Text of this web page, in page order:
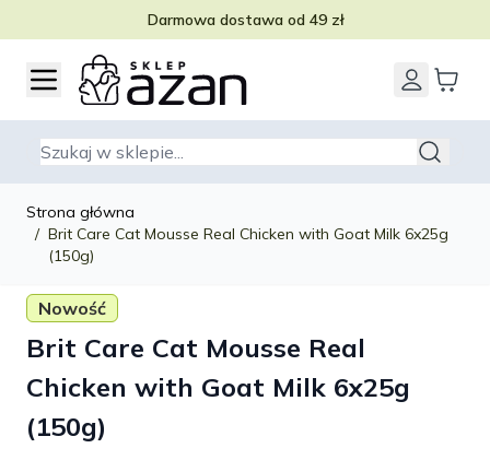
Darmowa dostawa od 49 zł
Przejdź do treści
Szukaj
Strona główna
/ Brit Care Cat Mousse Real Chicken with Goat Milk 6x25g
(150g)
Nowość
Brit Care Cat Mousse Real
Chicken with Goat Milk 6x25g
(150g)